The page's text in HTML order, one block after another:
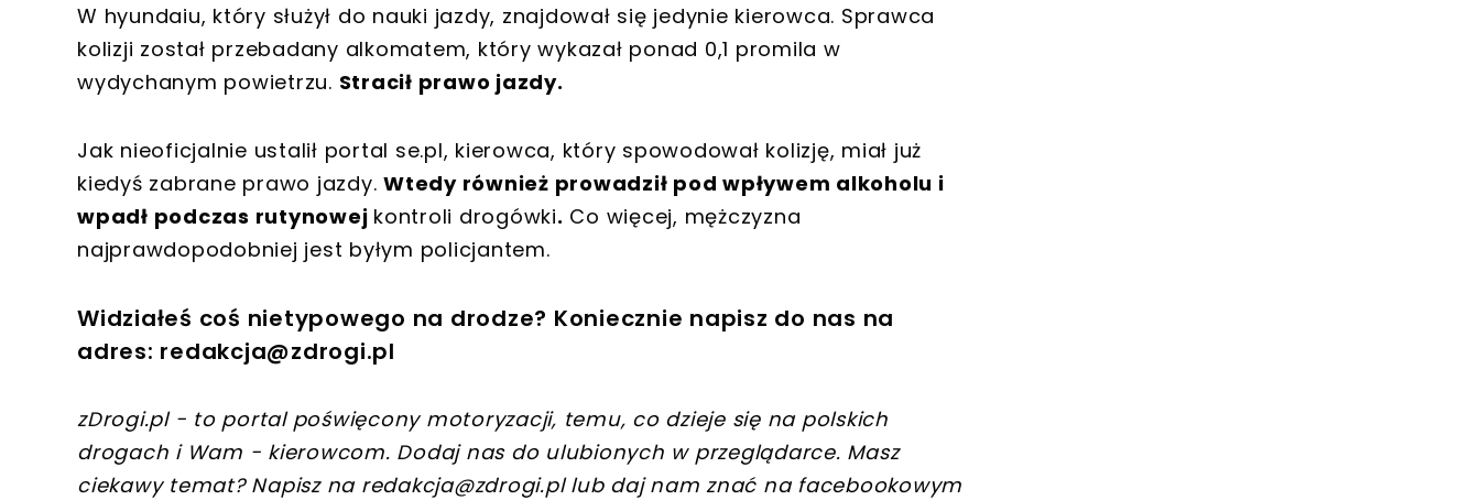
W hyundaiu, który służył do nauki jazdy, znajdował się jedynie kierowca. Sprawca
kolizji został przebadany alkomatem, który wykazał ponad 0,1 promila w
wydychanym powietrzu. Stracił prawo jazdy.
Jak nieoficjalnie ustalił portal se.pl, kierowca, który spowodował kolizję, miał już
kiedyś zabrane prawo jazdy. Wtedy również prowadził pod wpływem alkoholu i
wpadł podczas rutynowej kontroli drogówki. Co więcej, mężczyzna
najprawdopodobniej jest byłym policjantem.
Widziałeś coś nietypowego na drodze? Koniecznie napisz do nas na
adres: redakcja@zdrogi.pl
zDrogi.pl - to portal poświęcony motoryzacji, temu, co dzieje się na polskich
drogach i Wam - kierowcom. Dodaj nas do ulubionych w przeglądarce. Masz
ciekawy temat? Napisz na redakcja@zdrogi.pllub daj nam znać na facebookowym